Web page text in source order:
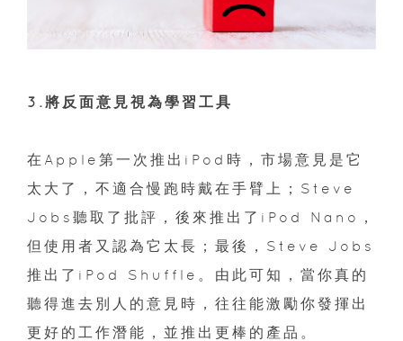
3.將反面意見視為學習工具
在Apple第一次推出iPod時，市場意見是它
太大了，不適合慢跑時戴在手臂上；Steve
Jobs聽取了批評，後來推出了iPod Nano，
但使用者又認為它太長；最後，Steve Jobs
推出了iPod Shuffle。由此可知，當你真的
聽得進去別人的意見時，往往能激勵你發揮出
更好的工作潛能，並推出更棒的產品。